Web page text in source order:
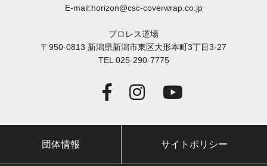
E-mail:horizon@csc-coverwrap.co.jp
プロレス道場
〒950-0813 新潟県新潟市東区大形本町3丁目3-27
TEL 025-290-7775
団体情報 サイトポリシー